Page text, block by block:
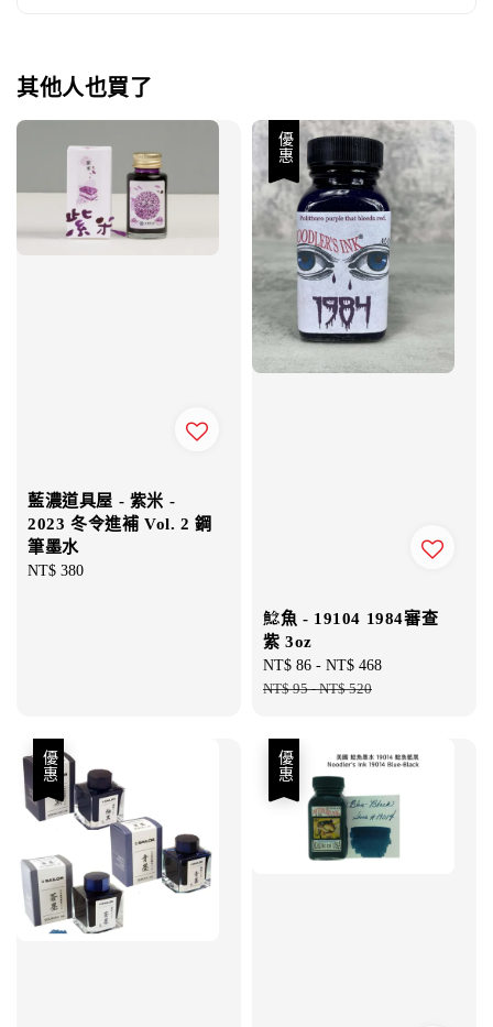
其他人也買了
藍濃道具屋 - 紫米 -
2023 冬令進補 Vol. 2 鋼
筆墨水
Regular
NT$ 380
優惠
鯰魚 - 19104 1984審查
紫 3oz
Sale
price
NT$ 86 - NT$ 468
NT$ 95-NT$ 520
優惠 優惠